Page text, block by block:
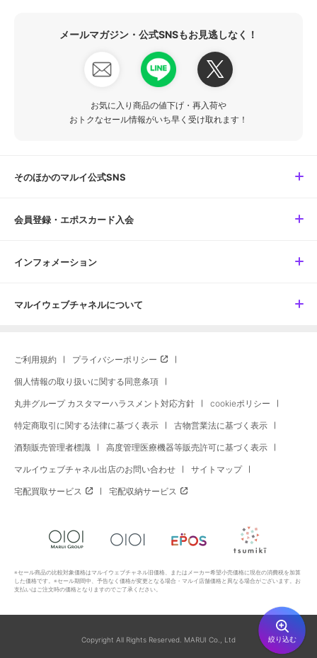
メールマガジン・公式SNSもお見逃しなく！
お気に入り商品の値下げ・再入荷や
おトクなセール情報がいち早く受け取れます！
そのほかのマルイ公式SNS
会員登録・エポスカード入会
インフォメーション
マルイウェブチャネルについて
ご利用規約 プライバシーポリシー
個人情報の取り扱いに関する同意条項
丸井グループ カスタマーハラスメント対応方針 cookieポリシー
特定商取引に関する法律に基づく表示 古物営業法に基づく表示
酒類販売管理者標識 高度管理医療機器等販売許可に基づく表示
マルイウェブチャネル出店のお問い合わせ サイトマップ
宅配買取サービス 宅配収納サービス
※セール商品の比較対象価格はマルイウェブチャネル旧価格、またはメーカー希望小売価格に現在の消費税を加算
した価格です。※セール期間中、予告なく価格が変更となる場合・マルイ店舗価格と異なる場合がございます。お
支払いはご注文時の価格となりますのでご了承ください。
Copyright All Rights Reserved. MARUI Co., Ltd 絞り込む